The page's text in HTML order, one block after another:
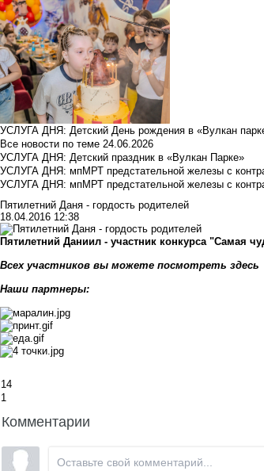
УСЛУГА ДНЯ: Детский День рождения в «Вулкан
Все новости по теме 24.06.2026
УСЛУГА ДНЯ: Детский праздник в «Вулкан Парке»
УСЛУГА ДНЯ: мпМРТ предстательной железы с
УСЛУГА ДНЯ: мпМРТ предстательной железы с
Пятилетний Даня - гордость родителей
18.04.2016 12:38
Пятилетний Даниил - участник конкурса "Самая
Всех участников вы можете посмотреть здесь
Наши партнеры:
14
1
Комментарии